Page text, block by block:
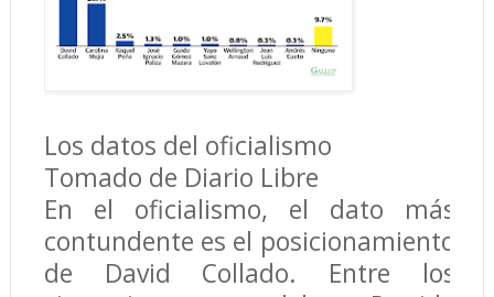
Los datos del oficialismo
Tomado de Diario Libre
En el oficialismo, el dato más
contundente es el posicionamiento
de David Collado. Entre los